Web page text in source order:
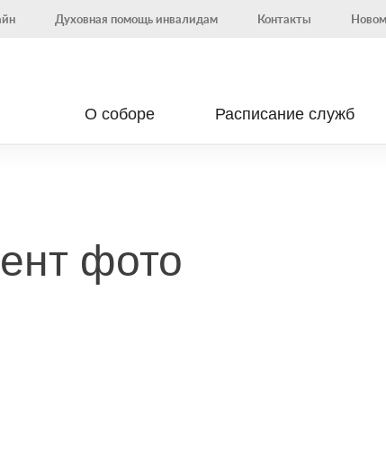
Духовная помощь инвалидам Контакты
О соборе Расписание служб
фото